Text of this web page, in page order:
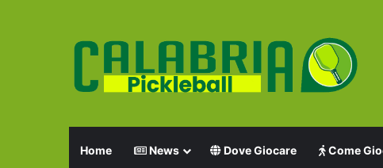
Home News Dove Giocare Come